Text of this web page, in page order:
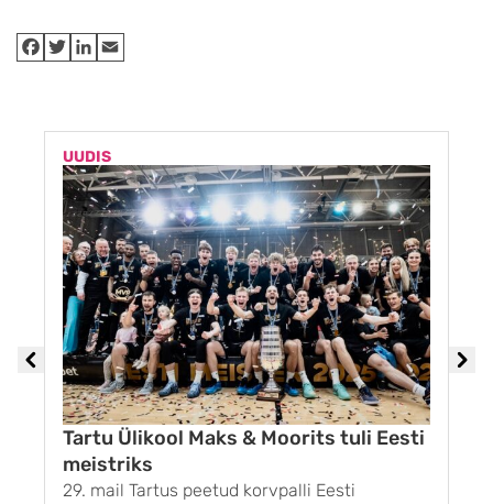
UUDIS
Tartu Ülikool Maks & Moorits tuli Eesti
meistriks
29. mail Tartus peetud korvpalli Eesti